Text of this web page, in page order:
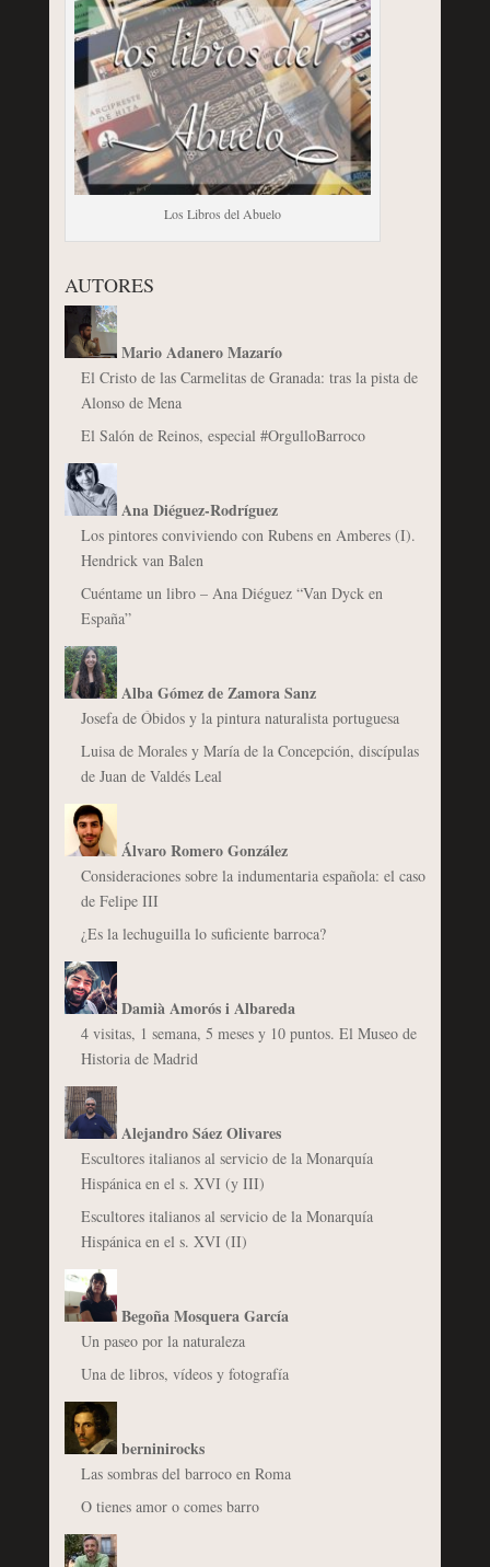
Los Libros del Abuelo
AUTORES
Mario Adanero Mazarío
El Cristo de las Carmelitas de Granada: tras la pista de
Alonso de Mena
El Salón de Reinos, especial #OrgulloBarroco
Ana Diéguez-Rodríguez
Los pintores conviviendo con Rubens en Amberes (I).
Hendrick van Balen
Cuéntame un libro – Ana Diéguez “Van Dyck en
España”
Alba Gómez de Zamora Sanz
Josefa de Óbidos y la pintura naturalista portuguesa
Luisa de Morales y María de la Concepción, discípulas
de Juan de Valdés Leal
Álvaro Romero González
Consideraciones sobre la indumentaria española: el caso
de Felipe III
¿Es la lechuguilla lo suficiente barroca?
Damià Amorós i Albareda
4 visitas, 1 semana, 5 meses y 10 puntos. El Museo de
Historia de Madrid
Alejandro Sáez Olivares
Escultores italianos al servicio de la Monarquía
Hispánica en el s. XVI (y III)
Escultores italianos al servicio de la Monarquía
Hispánica en el s. XVI (II)
Begoña Mosquera García
Un paseo por la naturaleza
Una de libros, vídeos y fotografía
berninirocks
Las sombras del barroco en Roma
O tienes amor o comes barro